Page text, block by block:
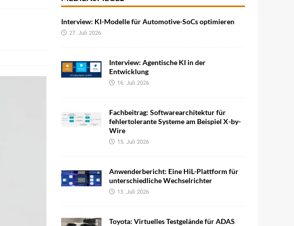
Interview: KI-Modelle für Automotive-SoCs optimieren
27. Juli 2026
Interview: Agentische KI in der
Entwicklung
16. Juli 2026
Fachbeitrag: Softwarearchitektur für
fehlertolerante Systeme am Beispiel X-by-
Wire
15. Juli 2026
Anwenderbericht: Eine HiL-Plattform für
unterschiedliche Wechselrichter
13. Juli 2026
Toyota: Virtuelles Testgelände für ADAS